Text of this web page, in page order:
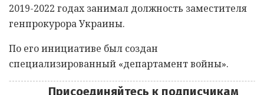
2019-2022 годах занимал должность заместителя
генпрокурора Украины.
По его инициативе был создан
специализированный «департамент войны».
Присоединяйтесь к подписчикам